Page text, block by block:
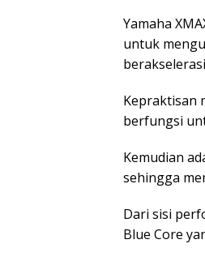
Yamaha
untuk
Kepraktisan
berfungsi
Kemudian
sehingga
Dari sisi
Blue Core